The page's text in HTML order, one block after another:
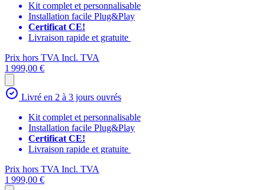
Kit complet et personnalisable
Installation facile Plug&Play
Certificat CE!
Livraison rapide et gratuite
Prix hors TVAIncl. TVA
1 999,00 €
Livré en 2 à 3 jours ouvrés
Kit complet et personnalisable
Installation facile Plug&Play
Certificat CE!
Livraison rapide et gratuite
Prix hors TVAIncl. TVA
1 999,00 €